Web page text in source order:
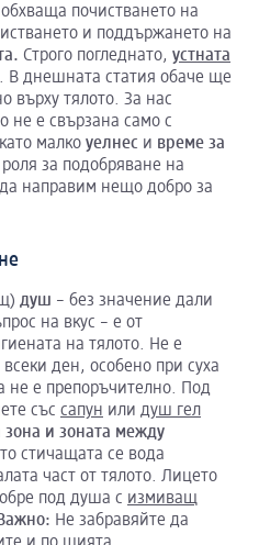
почистването на
и поддържането на
. Строго погледнато, устната
В днешната статия обаче ще
върху тялото. За нас
не е свързана само с
малко уелнес и време за
за подобряване на
направим нещо добро за
душ – без значение дали
на вкус – е от
на тялото. Не е
ден, особено при суха
не е препоръчително. Под
със сапун или душ гел
зона и зоната между
стичащата се вода
част от тялото. Лицето
под душа с измиващ
: Не забравяйте да